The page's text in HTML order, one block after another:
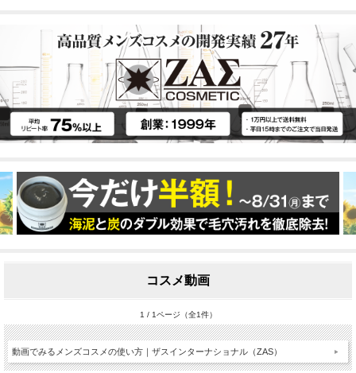
コスメ動画
1 / 1ページ（全1件）
動画でみるメンズコスメの使い方｜ザスインターナショナル（ZAS）